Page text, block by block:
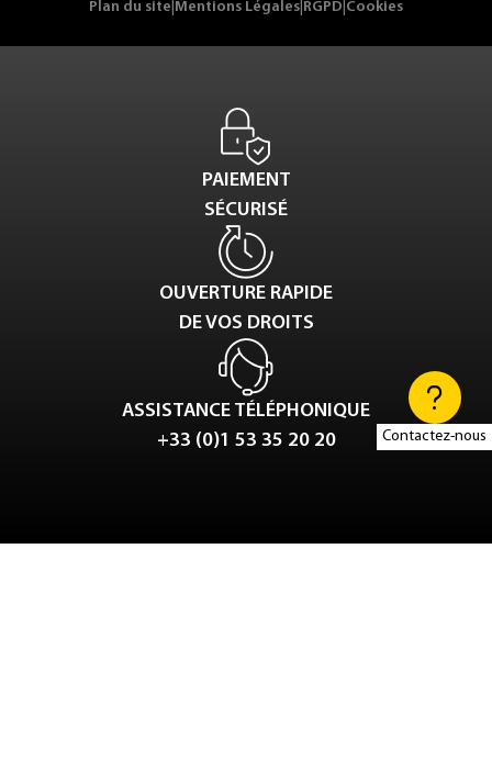
Contactez-nous
Plan du site Mentions Légales RGPD Cookies
PAIEMENT
SÉCURISÉ
OUVERTURE RAPIDE
DE VOS DROITS
ASSISTANCE TÉLÉPHONIQUE
+33 (0)1 53 35 20 20